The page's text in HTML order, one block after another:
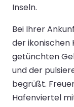
Inseln.
Bei Ihrer
der ikonischen
getünchten
und der
begrüßt.
Hafenviertel